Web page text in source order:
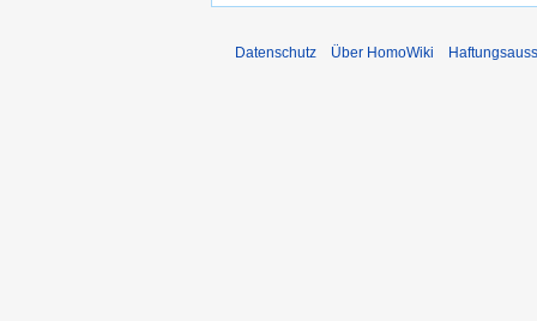
Datenschutz Über HomoWiki